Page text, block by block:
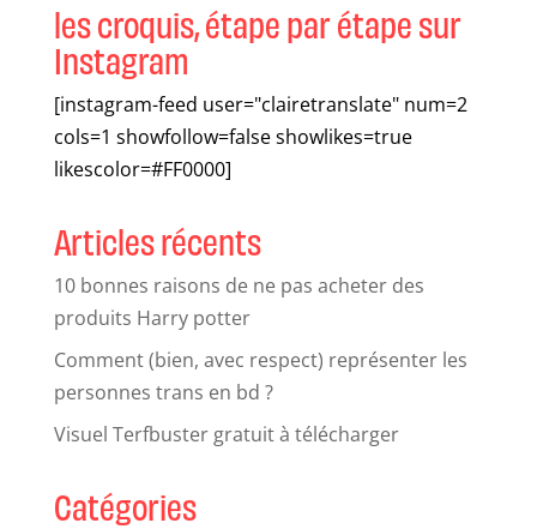
les croquis, étape par étape sur
Instagram
[instagram-feed user="clairetranslate" num=2
cols=1 showfollow=false showlikes=true
likescolor=#FF0000]
Articles récents
10 bonnes raisons de ne pas acheter des
produits Harry potter
Comment (bien, avec respect) représenter les
personnes trans en bd ?
Visuel Terfbuster gratuit à télécharger
Catégories